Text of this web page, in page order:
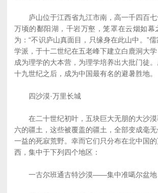
庐山位于江西省九江市南，高一千四百七
万顷的鄱阳湖，千岩万壑，笼罩在云烟如幕
为：“不识庐山真面目，只缘身在此山中。”
学派，于十二世纪在五老峰下建立白鹿洞大学
成为理学的大本营，为理学培养出大批门徒。
十九世纪之后，成为中国最有名的避暑胜地。
四沙漠·万里长城
在二十世纪初叶，五块巨大无朋的大沙漠
六的疆土，这些被覆盖的疆土，全部变成毫
一益的死寂荒野。幸而它们只分布在北中国
西，集中于下列四个地区：
一古尔班通古特沙漠——集中准噶尔盆地